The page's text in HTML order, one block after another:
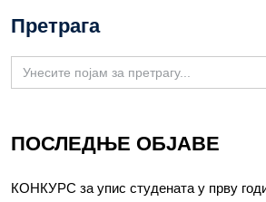
Претрага
Search
for:
ПОСЛЕДЊЕ ОБЈАВЕ
КОНКУРС за упис студената у прву